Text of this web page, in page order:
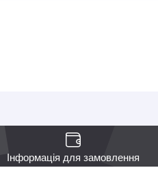
Інформація для замовлення